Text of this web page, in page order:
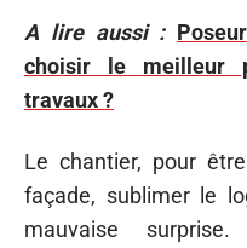
A lire aussi :
choisir le meilleur
travaux ?
Le chantier, pour
façade, sublimer le
mauvaise